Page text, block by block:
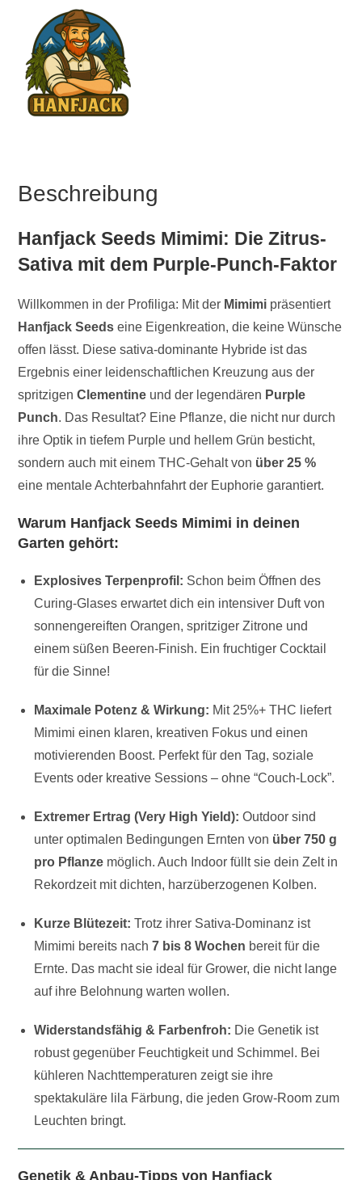
Beschreibung
Hanfjack Seeds Mimimi: Die Zitrus-
Sativa mit dem Purple-Punch-Faktor
Willkommen in der Profiliga: Mit der Mimimi präsentiert
Hanfjack Seeds eine Eigenkreation, die keine Wünsche
offen lässt. Diese sativa-dominante Hybride ist das
Ergebnis einer leidenschaftlichen Kreuzung aus der
spritzigenClementine und der legendären Purple
Punch. Das Resultat? Eine Pflanze, die nicht nur durch
ihre Optik in tiefem Purple und hellem Grün besticht,
sondern auch mit einem THC-Gehalt von über 25 %
eine mentale Achterbahnfahrt der Euphorie garantiert.
Warum Hanfjack Seeds Mimimi in deinen
Garten gehört:
Explosives Terpenprofil: Schon beim Öffnen des
Curing-Glases erwartet dich ein intensiver Duft von
sonnengereiften Orangen, spritziger Zitrone und
einem süßen Beeren-Finish. Ein fruchtiger Cocktail
für die Sinne!
Maximale Potenz & Wirkung: Mit 25%+ THC liefert
Mimimi einen klaren, kreativen Fokus und einen
motivierenden Boost. Perfekt für den Tag, soziale
Events oder kreative Sessions – ohne “Couch-Lock”.
Extremer Ertrag (Very High Yield): Outdoor sind
unter optimalen Bedingungen Ernten von über 750 g
pro Pflanze möglich. Auch Indoor füllt sie dein Zelt in
Rekordzeit mit dichten, harzüberzogenen Kolben.
Kurze Blütezeit: Trotz ihrer Sativa-Dominanz ist
Mimimi bereits nach7 bis 8 Wochen bereit für die
Ernte. Das macht sie ideal für Grower, die nicht lange
auf ihre Belohnung warten wollen.
Widerstandsfähig & Farbenfroh: Die Genetik ist
robust gegenüber Feuchtigkeit und Schimmel. Bei
kühleren Nachttemperaturen zeigt sie ihre
spektakuläre lila Färbung, die jeden Grow-Room zum
Leuchten bringt.
Genetik & Anbau-Tipps von Hanfjack